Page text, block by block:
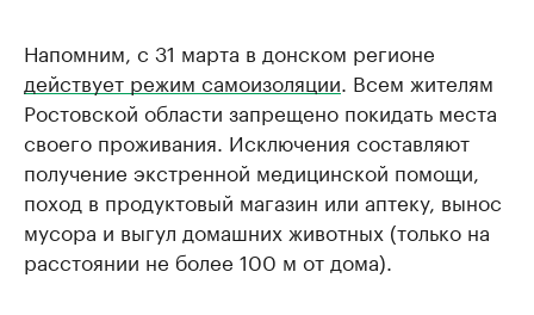
Напомним, с 31 марта в донском регионе
действует режим самоизоляции. Всем жителям
Ростовской области запрещено покидать места
своего проживания. Исключения составляют
получение экстренной медицинской помощи,
поход в продуктовый магазин или аптеку, вынос
мусора и выгул домашних животных (только на
расстоянии не более 100 м от дома).